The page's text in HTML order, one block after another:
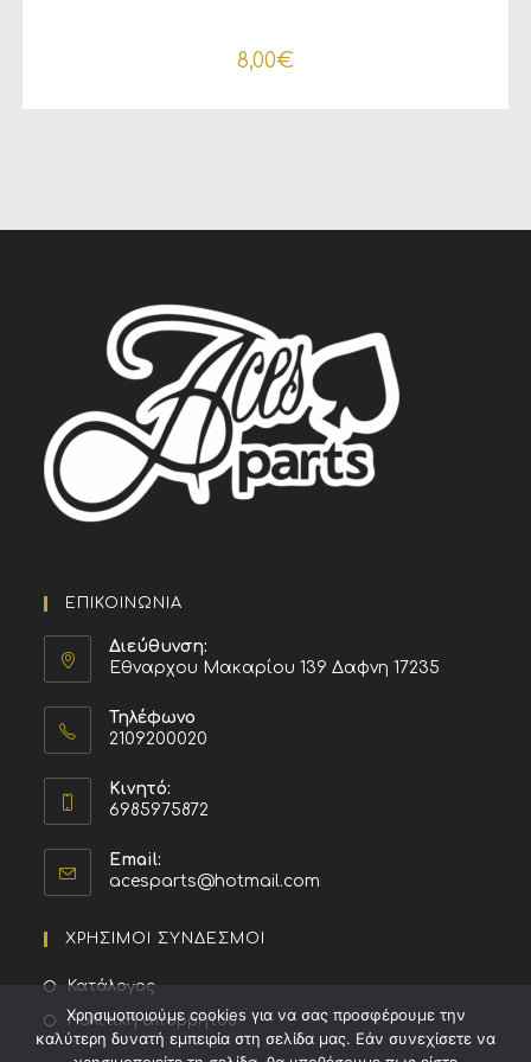
8,00€
ΕΠΙΚΟΙΝΩΝΙΑ
Διεύθυνση:
Εθναρχου Μακαρίου 139 Δαφνη 17235
Τηλέφωνο
2109200020
Κινητό:
6985975872
Email:
acesparts@hotmail.com
ΧΡΗΣΙΜΟΙ ΣΥΝΔΕΣΜΟΙ
Κατάλογος
Πολιτική απορρήτου
Χρησιμοποιούμε cookies για να σας προσφέρουμε την
καλύτερη δυνατή εμπειρία στη σελίδα μας. Εάν συνεχίσετε να